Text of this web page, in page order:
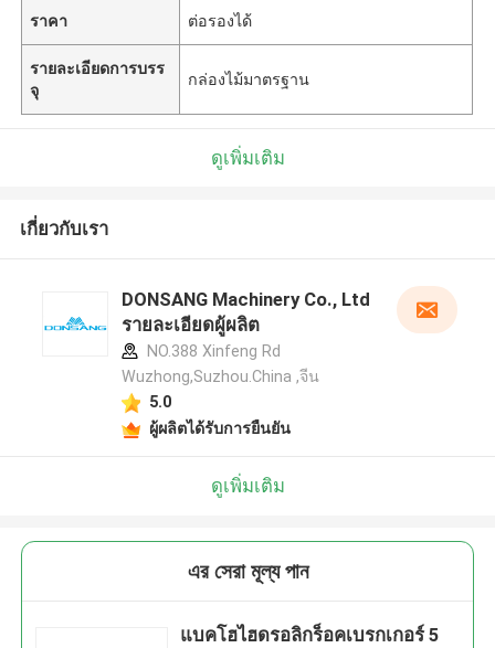
ราคา ต่อรองได้
รายละเอียดการบรร
จุ
กล่องไม้มาตรฐาน
ดูเพิ่มเติม
เกี่ยวกับเรา
DONSANG Machinery Co., Ltd
รายละเอียดผู้ผลิต
NO.388 Xinfeng Rd
Wuzhong,Suzhou.China ,จีน
5.0
ผู้ผลิตได้รับการยืนยัน
ดูเพิ่มเติม
এর সেরা মূল্য পান
แบคโฮไฮดรอลิกร็อคเบรกเกอร์ 5